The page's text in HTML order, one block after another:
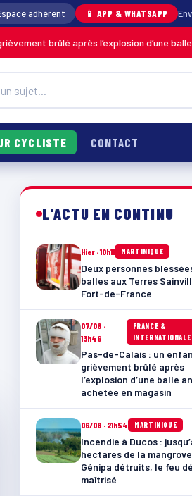
adhérent 📱 APP & WHATSAPP
après l’explosion d’une balle antistress
CYCLISTE CONTACT
L'ACTU EN CONTINU
Hier · 10h11 MARTINIQUE
Deux personnes
balles aux Terres
Fort-de-France
07/08 ·
13h46
FRANCE &
INTERNATIONALE
Pas-de-Calais : un
grièvement brûlé après
l’explosion d’une balle
achetée en magasin
06/08 · 21h54 MARTINIQUE
Incendie à Ducos :
hectares de la
Génipa détruits, le feu
maîtrisé